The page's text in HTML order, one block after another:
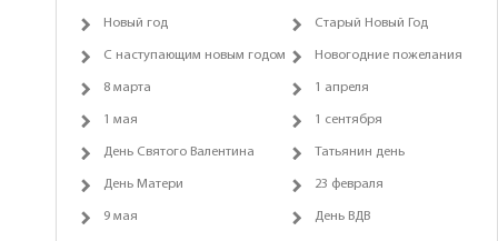
Новый год Старый Новый Год
С наступающим новым годом Новогодние пожелания
8 марта 1 апреля
1 мая 1 сентября
День Святого Валентина Татьянин день
День Матери 23 февраля
9 мая День ВДВ